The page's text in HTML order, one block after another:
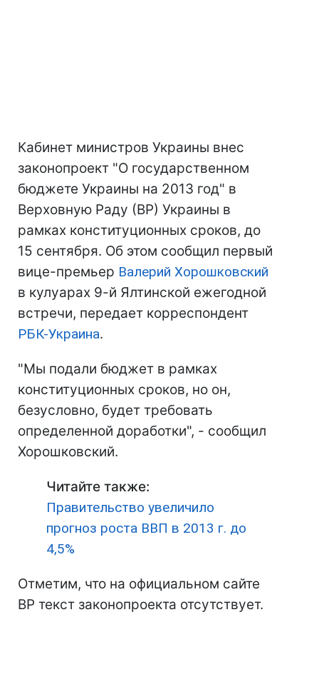
Кабинет министров Украины внес
законопроект "О государственном
бюджете Украины на 2013 год" в
Верховную Раду (ВР) Украины в
рамках конституционных сроков, до
15 сентября. Об этом сообщил первый
вице-премьер Валерий Хорошковский
в кулуарах 9-й Ялтинской ежегодной
встречи, передает корреспондент
РБК-Украина.
"Мы подали бюджет в рамках
конституционных сроков, но он,
безусловно, будет требовать
определенной доработки", - сообщил
Хорошковский.
Читайте также:
Правительство увеличило
прогноз роста ВВП в 2013 г. до
4,5%
Отметим, что на официальном сайте
ВР текст законопроекта отсутствует.